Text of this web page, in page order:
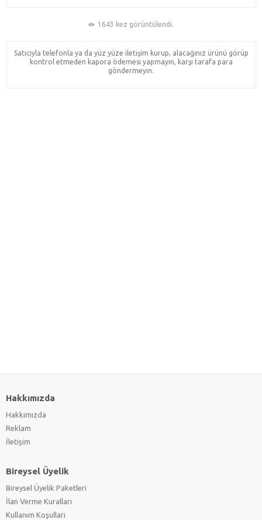
1643 kez görüntülendi.
Satıcıyla telefonla ya da yüz yüze iletişim kurup, alacağınız ürünü görüp
kontrol etmeden kapora ödemesi yapmayın, karşı tarafa para
göndermeyin.
Hakkımızda
Hakkımızda
Reklam
İletişim
Bireysel Üyelik
Bireysel Üyelik Paketleri
İlan Verme Kuralları
Kullanım Koşulları